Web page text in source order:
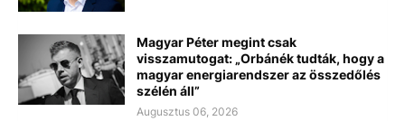
Magyar Péter megint csak
visszamutogat: „Orbánék tudták, hogy a
magyar energiarendszer az összedőlés
szélén áll”
Augusztus 06, 2026